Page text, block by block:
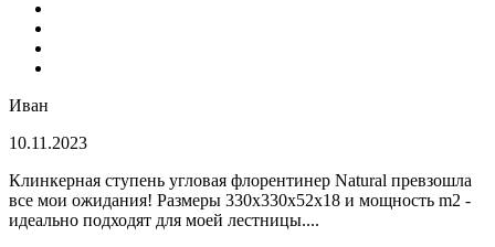
Иван
10.11.2023
Клинкерная ступень угловая флорентинер Natural превзошла
все мои ожидания! Размеры 330х330х52х18 и мощность m2 -
идеально подходят для моей лестницы....